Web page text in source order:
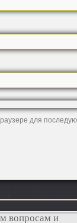
для
вопросам и